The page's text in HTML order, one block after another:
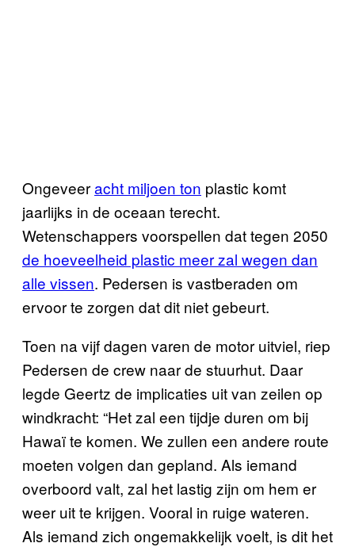
Ongeveeracht miljoen ton plastic komt
jaarlijks in de oceaan terecht.
Wetenschappers voorspellen dat tegen 2050
de hoeveelheid plastic meer zal wegen dan
alle vissen. Pedersen is vastberaden om
ervoor te zorgen dat dit niet gebeurt.
Toen na vijf dagen varen de motor uitviel, riep
Pedersen de crew naar de stuurhut. Daar
legde Geertz de implicaties uit van zeilen op
windkracht: “Het zal een tijdje duren om bij
Hawaï te komen. We zullen een andere route
moeten volgen dan gepland. Als iemand
overboord valt, zal het lastig zijn om hem er
weer uit te krijgen. Vooral in ruige wateren.
Als iemand zich ongemakkelijk voelt, is dit het